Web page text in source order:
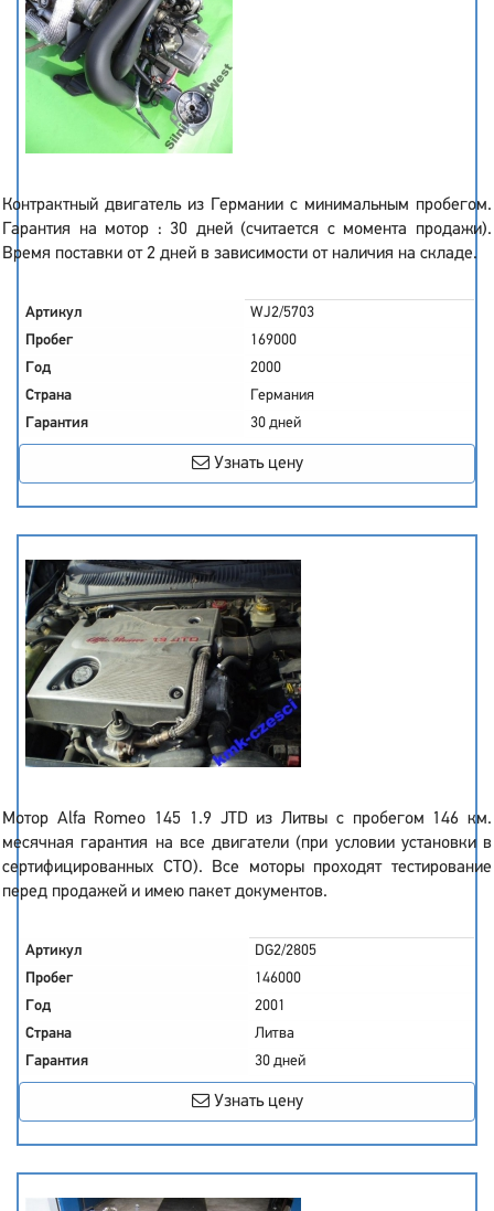
Контрактный двигатель из Германии с минимальным пробегом.
Гарантия на мотор : 30 дней (считается с момента продажи).
Время поставки от 2 дней в зависимости от наличия на складе.
Артикул
WJ2/5703
Пробег
169000
Год
2000
Страна
Германия
Гарантия
30 дней
Узнать цену
Мотор Alfa Romeo 145 1.9 JTD из Литвы с пробегом 146 км.
месячная гарантия на все двигатели (при условии установки в
сертифицированных СТО). Все моторы проходят тестирование
перед продажей и имею пакет документов.
Артикул
DG2/2805
Пробег
146000
Год
2001
Страна
Литва
Гарантия
30 дней
Узнать цену